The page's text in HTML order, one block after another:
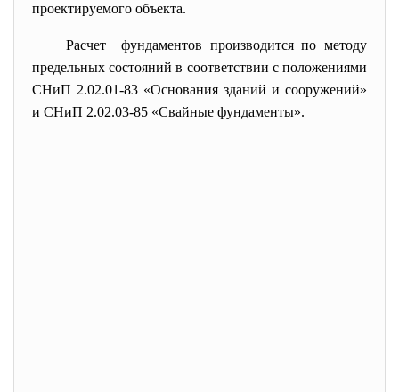
проектируемого объекта.
Расчет фундаментов производится по методу
предельных состояний в соответствии с положениями
СНиП 2.02.01-83 «Основания зданий и сооружений»
и СНиП 2.02.03-85 «Свайные фундаменты».